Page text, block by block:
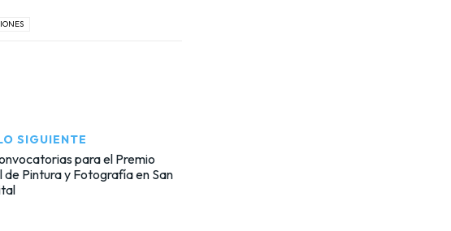
SIGUIENTE
para el Premio
de Pintura y Fotografía en San